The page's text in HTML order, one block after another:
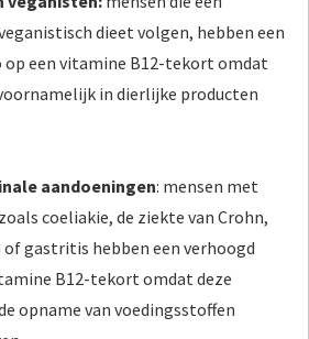
dieet volgen, hebben een
op een vitamine B12-tekort omdat
in dierlijke producten
aandoeningen: mensen met
coeliakie, de ziekte van Crohn,
gastritis hebben een verhoogd
B12-tekort omdat deze
opname van voedingsstoffen